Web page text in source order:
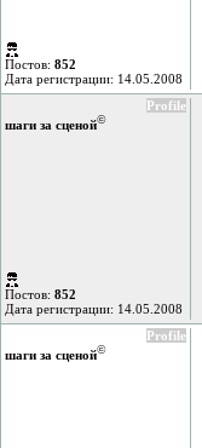
Постов: 852
Дата регистрации: 14.05.2008
Profile
шаги за сценой©
Постов: 852
Дата регистрации: 14.05.2008
Profile
шаги за сценой©